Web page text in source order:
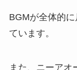
BGMが全体的
ています。
また、ニーアオ